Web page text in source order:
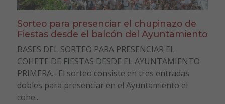
Sorteo para presenciar el chupinazo de
Fiestas desde el balcón del Ayuntamiento
BASES DEL SORTEO PARA PRESENCIAR EL
COHETE DE FIESTAS DESDE EL AYUNTAMIENTO
PRIMERA.- El sorteo consiste en tres entradas
dobles para presenciar en el Ayuntamiento el
cohe...